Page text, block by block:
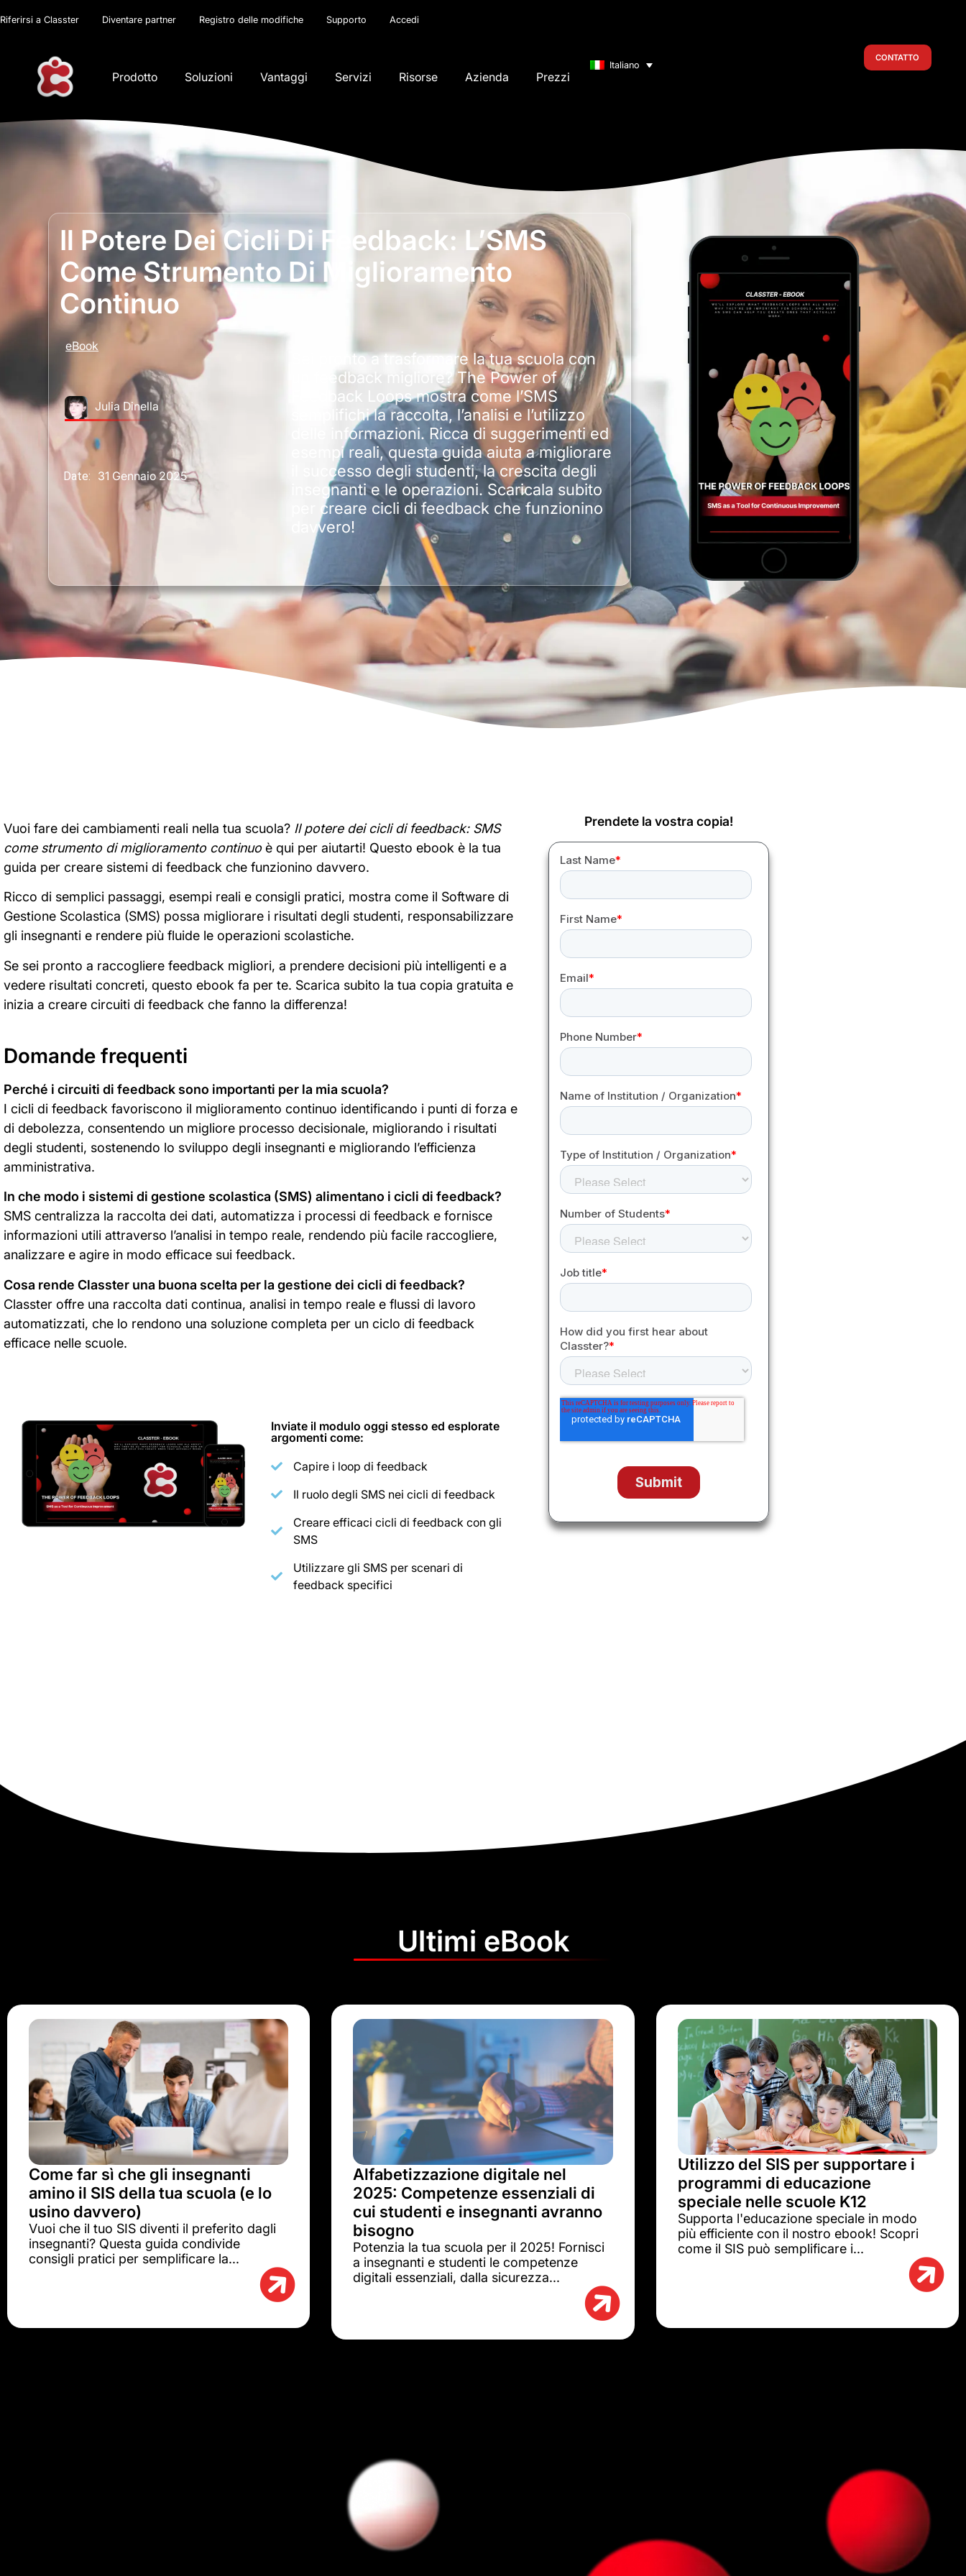
Riferirsi a Classter Diventare partner Registro delle modifiche Supporto Accedi
Prodotto Soluzioni Vantaggi Servizi Risorse Azienda Prezzi
Italiano
CONTATTO
Il Potere Dei Cicli Di Feedback: L’SMS
Come Strumento Di Miglioramento
Continuo
eBook
Julia Dinella
Date: 31 Gennaio 2025
Sei pronto a trasformare la tua scuola con
un feedback migliore? The Power of
Feedback Loops mostra come l’SMS
semplifichi la raccolta, l’analisi e l’utilizzo
delle informazioni. Ricca di suggerimenti ed
esempi reali, questa guida aiuta a migliorare
il successo degli studenti, la crescita degli
insegnanti e le operazioni. Scaricala subito
per creare cicli di feedback che funzionino
davvero!
Vuoi fare dei cambiamenti reali nella tua scuola? Il potere dei cicli di feedback: SMS
come strumento di miglioramento continuoè qui per aiutarti! Questo ebook è la tua
guida per creare sistemi di feedback che funzionino davvero.
Ricco di semplici passaggi, esempi reali e consigli pratici, mostra come il Software di
Gestione Scolastica (SMS) possa migliorare i risultati degli studenti, responsabilizzare
gli insegnanti e rendere più fluide le operazioni scolastiche.
Se sei pronto a raccogliere feedback migliori, a prendere decisioni più intelligenti e a
vedere risultati concreti, questo ebook fa per te. Scarica subito la tua copia gratuita e
inizia a creare circuiti di feedback che fanno la differenza!
Domande frequenti
Perché i circuiti di feedback sono importanti per la mia scuola?
I cicli di feedback favoriscono il miglioramento continuo identificando i punti di forza e
di debolezza, consentendo un migliore processo decisionale, migliorando i risultati
degli studenti, sostenendo lo sviluppo degli insegnanti e migliorando l’efficienza
amministrativa.
In che modo i sistemi di gestione scolastica (SMS) alimentano i cicli di feedback?
SMS centralizza la raccolta dei dati, automatizza i processi di feedback e fornisce
informazioni utili attraverso l’analisi in tempo reale, rendendo più facile raccogliere,
analizzare e agire in modo efficace sui feedback.
Cosa rende Classter una buona scelta per la gestione dei cicli di feedback?
Classter offre una raccolta dati continua, analisi in tempo reale e flussi di lavoro
automatizzati, che lo rendono una soluzione completa per un ciclo di feedback
efficace nelle scuole.
Inviate il modulo oggi stesso ed esplorate
argomenti come:
Capire i loop di feedback
Il ruolo degli SMS nei cicli di feedback
Creare efficaci cicli di feedback con gli
SMS
Utilizzare gli SMS per scenari di
feedback specifici
Prendete la vostra copia!
Ultimi eBook
Come far sì che gli insegnanti
amino il SIS della tua scuola (e lo
usino davvero)
Vuoi che il tuo SIS diventi il preferito dagli
insegnanti? Questa guida condivide
consigli pratici per semplificare la...
Alfabetizzazione digitale nel
2025: Competenze essenziali di
cui studenti e insegnanti avranno
bisogno
Potenzia la tua scuola per il 2025! Fornisci
a insegnanti e studenti le competenze
digitali essenziali, dalla sicurezza...
Utilizzo del SIS per supportare i
programmi di educazione
speciale nelle scuole K12
Supporta l'educazione speciale in modo
più efficiente con il nostro ebook! Scopri
come il SIS può semplificare i...